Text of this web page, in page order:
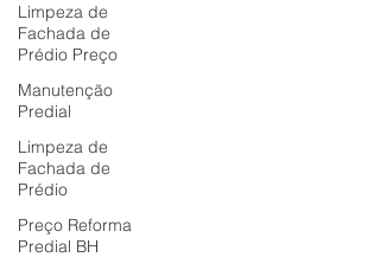
Limpeza de
Fachada de
Prédio Preço
Manutenção
Predial
Limpeza de
Fachada de
Prédio
Preço Reforma
Predial BH